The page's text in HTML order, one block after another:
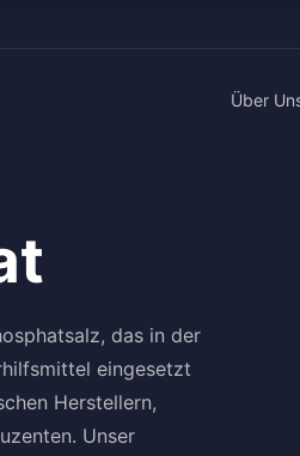
Über
das in der
eingesetzt
Herstellern,
Unser